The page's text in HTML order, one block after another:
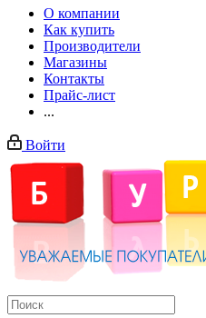
О компании
Как купить
Производители
Магазины
Контакты
Прайс-лист
...
Войти